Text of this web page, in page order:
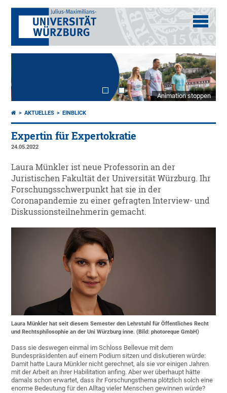
Animation stoppen
AKTUELLES EINBLICK
Expertin für Expertokratie
24.05.2022
Laura Münkler ist neue Professorin an der
Juristischen Fakultät der Universität Würzburg. Ihr
Forschungsschwerpunkt hat sie in der
Coronapandemie zu einer gefragten Interview- und
Diskussionsteilnehmerin gemacht.
Laura Münkler hat seit diesem Semester den Lehrstuhl für Öffentliches Recht
und Rechtsphilosophie an der Uni Würzburg inne. (Bild: photoreque GmbH)
Dass sie deswegen einmal im Schloss Bellevue mit dem
Bundespräsidenten auf einem Podium sitzen und diskutieren würde:
Damit hatte Laura Münkler nicht gerechnet, als sie vor einigen Jahren
mit der Arbeit an ihrer Habilitation anfing. Aber wer überhaupt hätte
damals schon erwartet, dass ihr Forschungsthema plötzlich solch eine
enorme Bedeutung für den Alltag vieler Menschen gewinnen würde?